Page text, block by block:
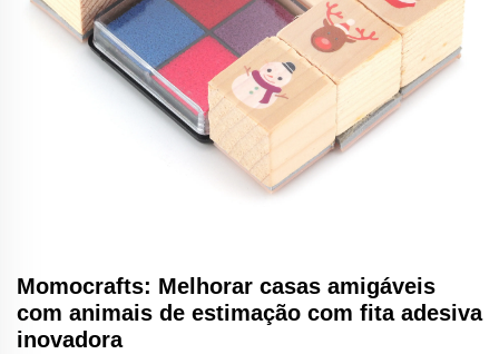
Momocrafts: Melhorar casas amigáveis
com animais de estimação com fita adesiva
inovadora